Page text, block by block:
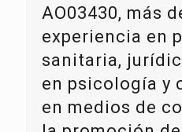
AO03430, más
experiencia en
sanitaria,
en psicología y
en medios de